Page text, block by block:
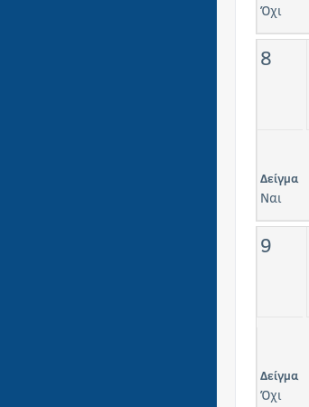
Όχι
8
Δείγμα
Ναι
9
Δείγμα
Όχι